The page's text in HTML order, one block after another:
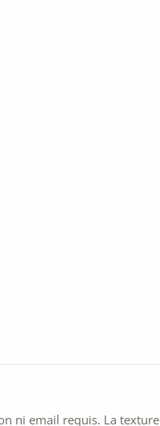
ni email requis. La texture